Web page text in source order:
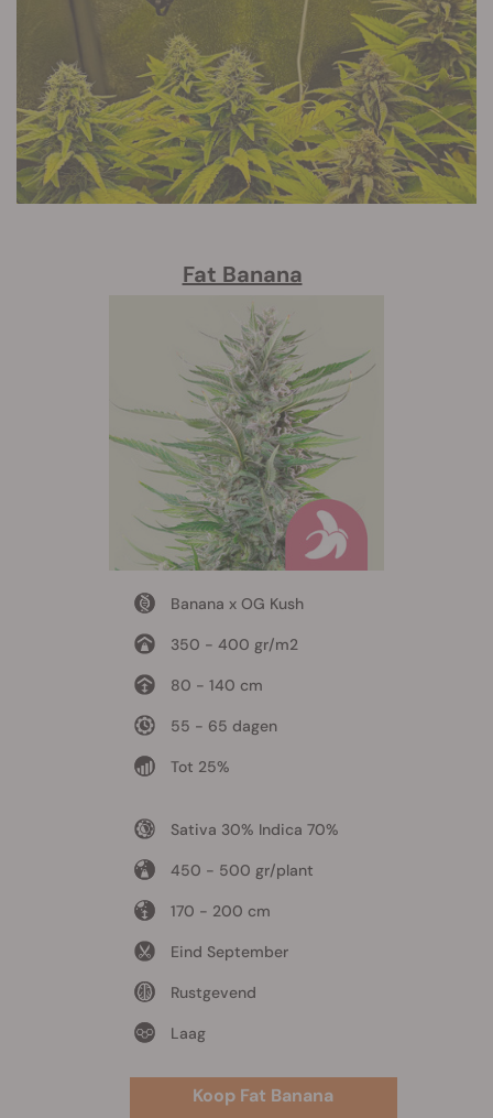
Fat Banana
Banana x OG Kush
350 - 400 gr/m2
80 - 140 cm
55 - 65 dagen
Tot 25%
Sativa 30% Indica 70%
450 - 500 gr/plant
170 - 200 cm
Eind September
Rustgevend
Laag
Koop Fat Banana